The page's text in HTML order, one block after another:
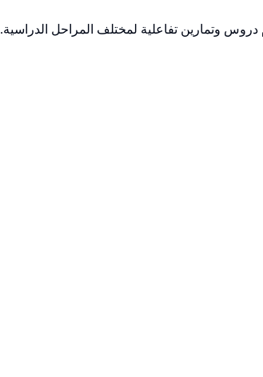
دروس وتمارين تفاعلية لمختلف المراحل الدراسية.